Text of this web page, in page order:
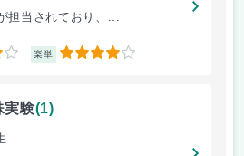
担当されており、...
楽単 4
実験(1)